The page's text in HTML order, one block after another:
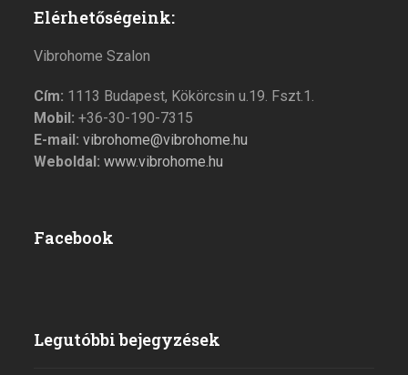
Elérhetőségeink:
Vibrohome Szalon
Cím: 1113 Budapest, Kökörcsin u.19. Fszt.1.
Mobil: +36-30-190-7315
E-mail: vibrohome@vibrohome.hu
Weboldal: www.vibrohome.hu
Facebook
Legutóbbi bejegyzések